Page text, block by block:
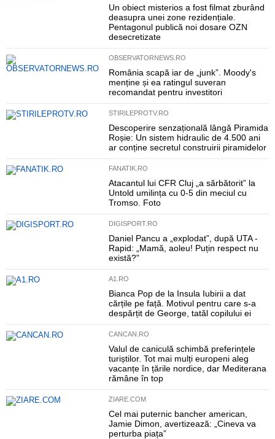
Un obiect misterios a fost filmat zburând
deasupra unei zone rezidențiale.
Pentagonul publică noi dosare OZN
desecretizate
OBSERVATORNEWS.RO
România scapă iar de „junk”. Moody's
menține și ea ratingul suveran
recomandat pentru investitori
STIRILEPROTV.RO
Descoperire senzațională lângă Piramida
Roșie: Un sistem hidraulic de 4.500 ani
ar conține secretul construirii piramidelor
FANATIK.RO
Atacantul lui CFR Cluj „a sărbătorit” la
Untold umilința cu 0-5 din meciul cu
Tromso. Foto
DIGISPORT.RO
Daniel Pancu a „explodat”, după UTA -
Rapid: „Mamă, aoleu! Puțin respect nu
există?”
A1.RO
Bianca Pop de la Insula Iubirii a dat
cărțile pe față. Motivul pentru care s-a
despărțit de George, tatăl copilului ei
CANCAN.RO
Valul de caniculă schimbă preferințele
turiștilor. Tot mai mulți europeni aleg
vacanțe în țările nordice, dar Mediterana
rămâne în top
ZIARE.COM
Cel mai puternic bancher american,
Jamie Dimon, avertizează: „Cineva va
perturba piața”